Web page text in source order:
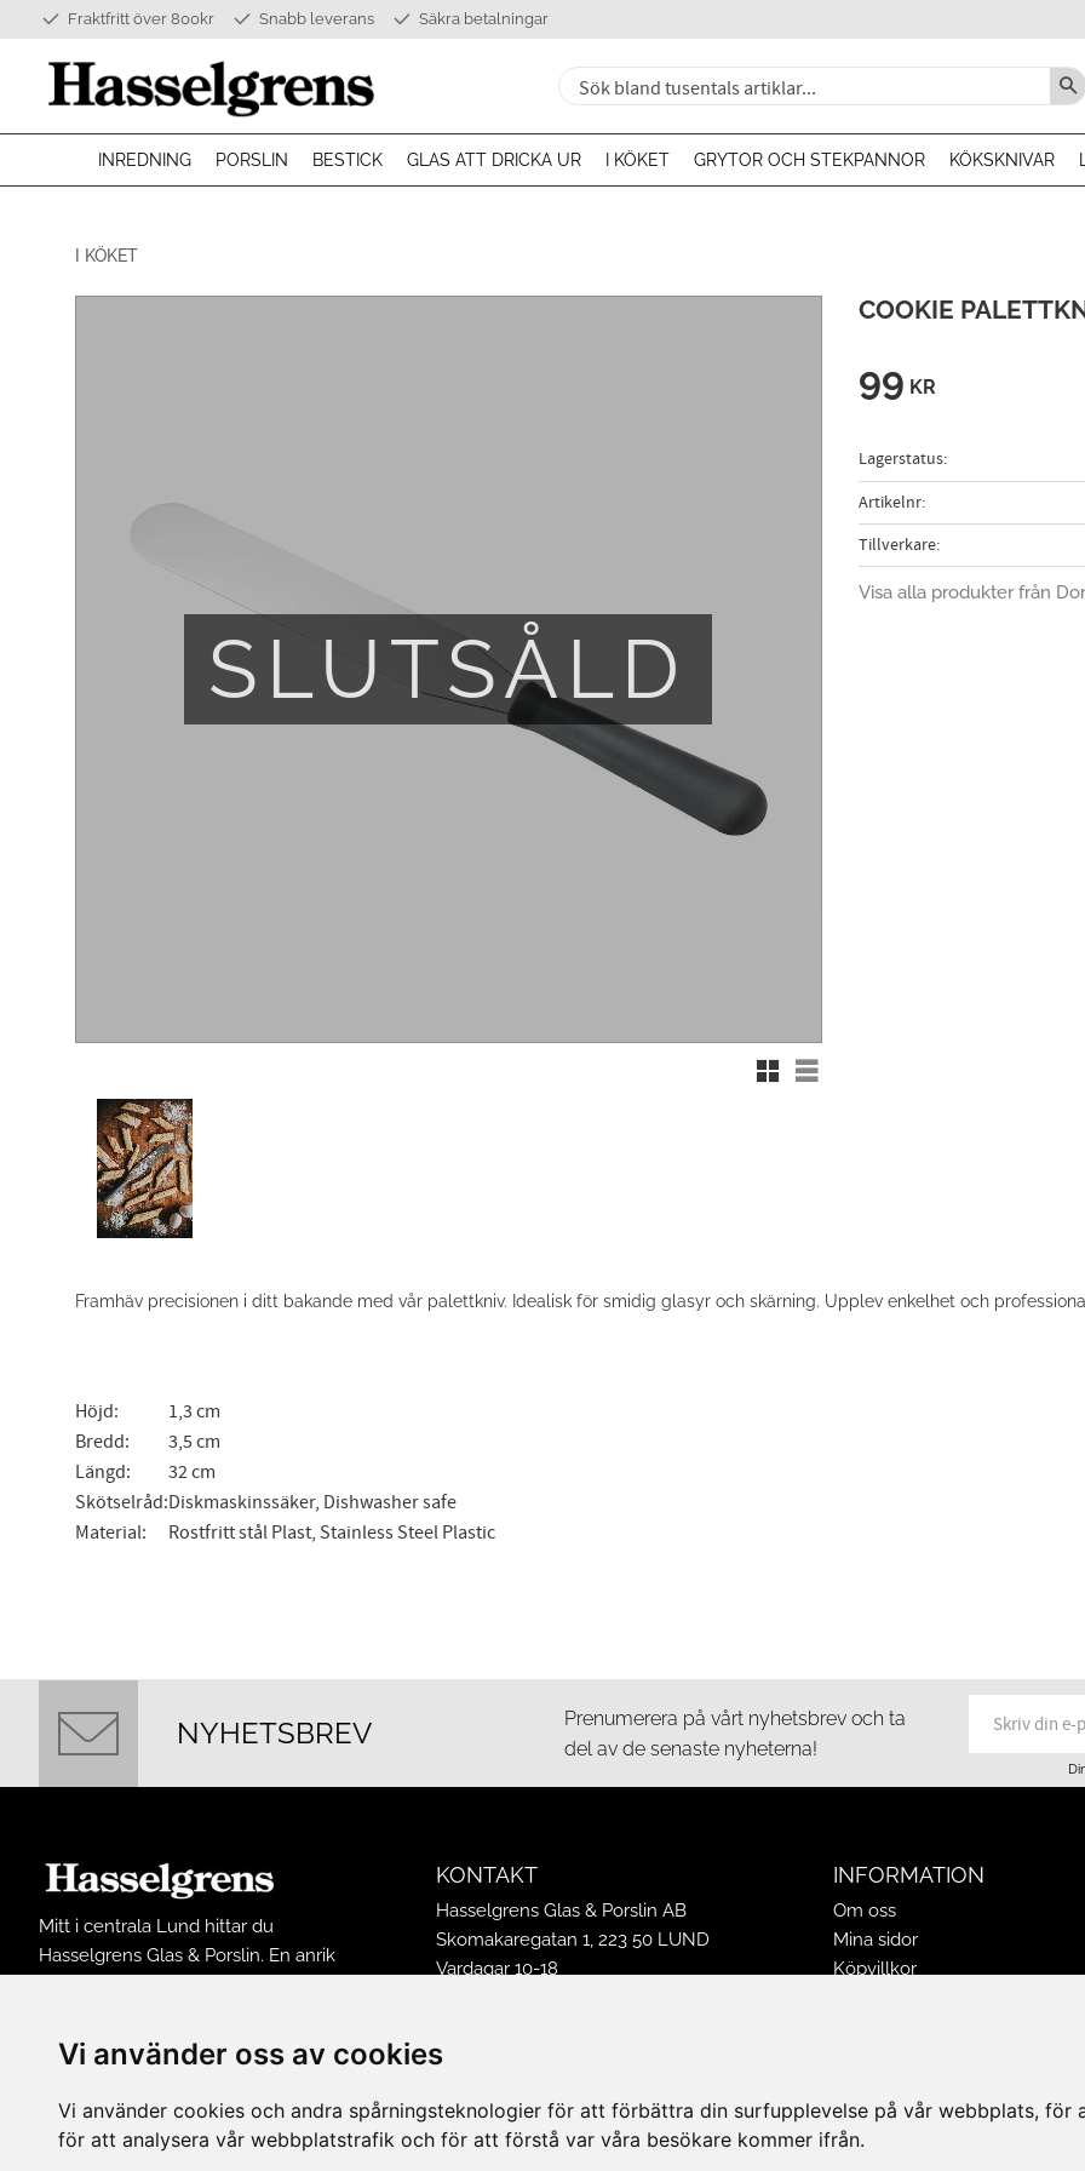
Vi använder oss av cookies
Vi använder cookies och andra spårningsteknologier för att förbättra din surfupplevelse på vår webbplats, för
för att analysera vår webbplatstrafik och för att förstå var våra besökare kommer ifrån.
Fraktfritt över 800kr Snabb leverans Säkra betalningar
INREDNING PORSLIN BESTICK GLAS ATT DRICKA UR I KÖKET GRYTOR OCH STEKPANNOR KÖKSKNIVAR
I KÖKET
COOKIE
SLUTSÅLD
Rutnätsvy
Listvy
99 KR
Lagerstatus
Artikelnr
Tillverkare
Visa alla produkter från
Framhäv precisionen i ditt bakande med vår palettkniv. Idealisk för smidig glasyr och skärning. Upplev enkelhet och
Höjd:
1,3 cm
Bredd:
3,5 cm
Längd:
32 cm
Skötselråd:Diskmaskinssäker, Dishwasher safe
Material:
Rostfritt stål Plast, Stainless Steel Plastic
NYHETSBREV
Prenumerera på vårt nyhetsbrev och ta
del av de senaste nyheterna!
Mitt i centrala Lund hittar du
Hasselgrens Glas & Porslin. En anrik
sortiment av inredningsprodukter och
husgeråd från många kända
varumärken.
KONTAKT
Hasselgrens Glas & Porslin AB
Skomakaregatan 1, 223 50 LUND
Vardagar 10-18
Avvikande öppettider 2026
E-post:butik@hasselgrens.se
INFORMATION
Om oss
Mina sidor
Köpvillkor